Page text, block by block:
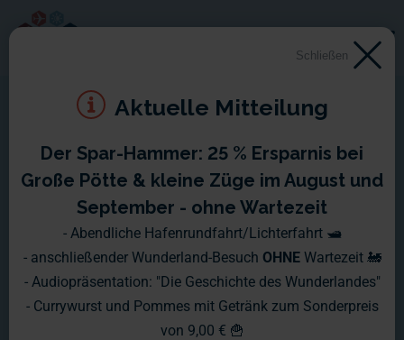
Montag, 24.10. - Sonntag,
30.10.2011
Auch in diesem Wochenbericht sind die Reparaturen an und
in der Anlage ein Thema. Allerdings können wir diese Woche
auch etwas Neues zeigen.
Schließen
Aktuelle Mitteilung
Der Spar-Hammer: 25 % Ersparnis bei
Große Pötte & kleine Züge im August und
September - ohne Wartezeit
- Abendliche Hafenrundfahrt/Lichterfahrt 🛥️
- anschließender Wunderland-Besuch OHNE Wartezeit 🚂
- Audiopräsentation: "Die Geschichte des Wunderlandes"
- Currywurst und Pommes mit Getränk zum Sonderpreis
von 9,00 € 🍟